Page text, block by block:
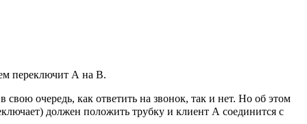
переключит А на В.
свою очередь, как ответить на звонок, так и нет. Но об этом
должен положить трубку и клиент А соединится с